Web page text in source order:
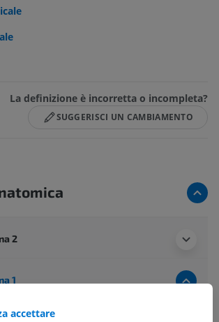
La definizione è incorretta o incompleta?
SUGGERISCI UN CAMBIAMENTO
2
1
accettare